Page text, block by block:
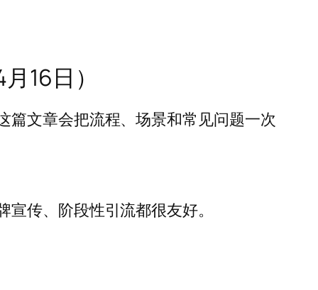
16日）
篇文章会把流程、场景和常见问题一次
传、阶段性引流都很友好。